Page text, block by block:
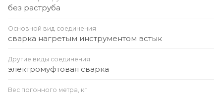
без раструба
Основной вид соединения
сварка нагретым инструментом встык
Другие виды соединения
электромуфтовая сварка
Вес погонного метра, кг